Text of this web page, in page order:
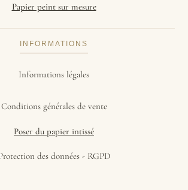
Papier peint sur mesure
INFORMATIONS
Informations légales
Conditions générales de vente
Poser du papier intissé
des données - RGPD